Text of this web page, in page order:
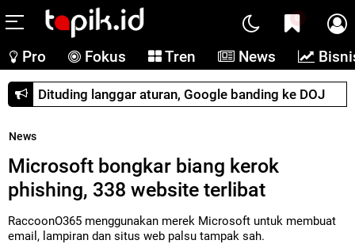
0
Pro Fokus Tren News
Dituding langgar aturan, Google banding ke DOJ
News
Microsoft bongkar biang kerok
phishing, 338 website terlibat
RaccoonO365 menggunakan merek Microsoft untuk membuat
email, lampiran dan situs web palsu tampak sah.